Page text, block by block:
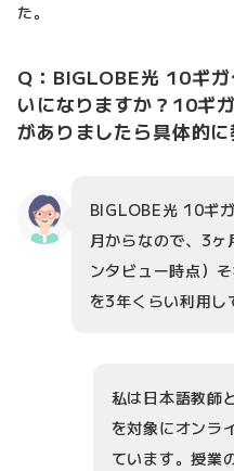
た。
Q：BIGLOBE光 10ギ
いになりますか？10ギ
がありましたら具体的に
BIGLOBE光 10ギ
月からなので、3ヶ
ンタビュー時点）
を3年くらい利用し
私は日本語教師
を対象にオンラ
ています。授業